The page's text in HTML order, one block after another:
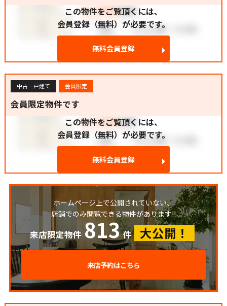
この物件をご覧頂くには、
会員登録（無料）が必要です。
無料会員登録
中古一戸建て 会員限定
会員限定物件です
この物件をご覧頂くには、
会員登録（無料）が必要です。
無料会員登録
ホームページ上で公開されていない、
店舗でのみ閲覧できる物件があります!!
来店限定物件 813 件 大公開！
来店予約はこちら